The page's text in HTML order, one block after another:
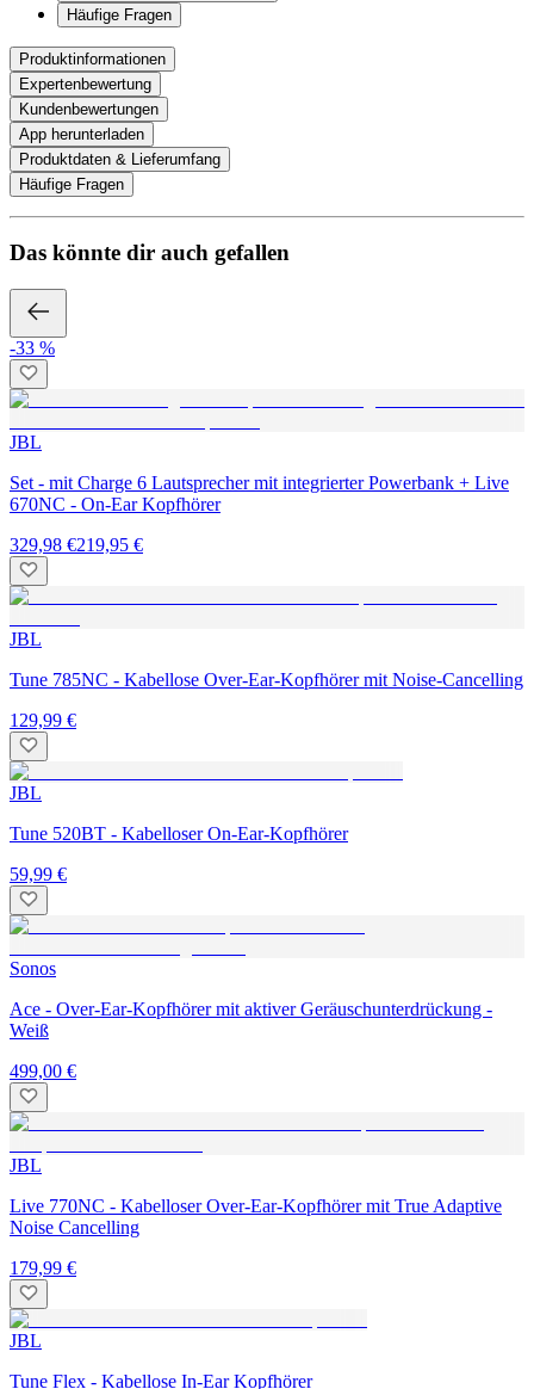
Häufige Fragen
Produktinformationen
Expertenbewertung
Kundenbewertungen
App herunterladen
Produktdaten & Lieferumfang
Häufige Fragen
Das könnte dir auch gefallen
-33 %
JBL
Set - mit Charge 6 Lautsprecher mit integrierter Powerbank + Live
670NC - On-Ear Kopfhörer
329,98 €219,95 €
JBL
Tune 785NC - Kabellose Over-Ear-Kopfhörer mit Noise-Cancelling
129,99 €
JBL
Tune 520BT - Kabelloser On-Ear-Kopfhörer
59,99 €
Sonos
Ace - Over-Ear-Kopfhörer mit aktiver Geräuschunterdrückung -
Weiß
499,00 €
JBL
Live 770NC - Kabelloser Over-Ear-Kopfhörer mit True Adaptive
Noise Cancelling
179,99 €
JBL
Tune Flex - Kabellose In-Ear Kopfhörer